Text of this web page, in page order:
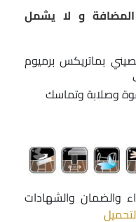
و لا يشمل
بماتريكس برميوم
وصلابة وتماسك
والضمان والشهادات